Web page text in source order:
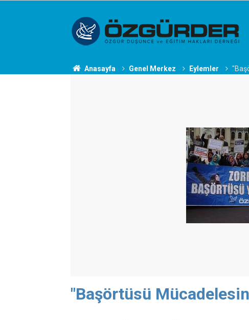
Anasayfa Genel Merkez Eylemler
"Başörtüsü